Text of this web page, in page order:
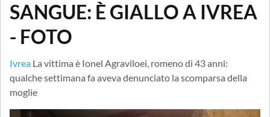
SANGUE: È GIALLO A IVREA
- FOTO
Ivrea La vittima è Ionel Agraviloei, romeno di 43 anni:
qualche settimana fa aveva denunciato la scomparsa della
moglie